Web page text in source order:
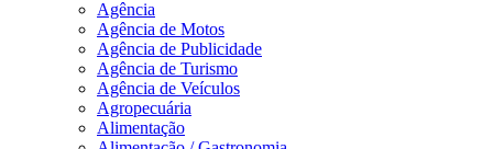
Agência
Agência de Motos
Agência de Publicidade
Agência de Turismo
Agência de Veículos
Agropecuária
Alimentação